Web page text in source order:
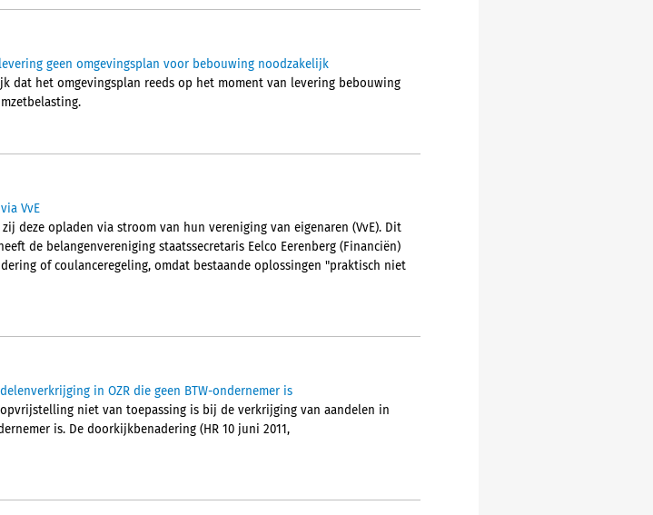
geen omgevingsplan voor bebouwing noodzakelijk
dat het omgevingsplan reeds op het moment van levering bebouwing
VvE
deze opladen via stroom van hun vereniging van eigenaren (VvE). Dit
de belangenvereniging staatssecretaris Eelco Eerenberg (Financiën)
of coulanceregeling, omdat bestaande oplossingen "praktisch niet
in OZR die geen BTW-ondernemer is
niet van toepassing is bij de verkrijging van aandelen in
is. De doorkijkbenadering (HR 10 juni 2011,